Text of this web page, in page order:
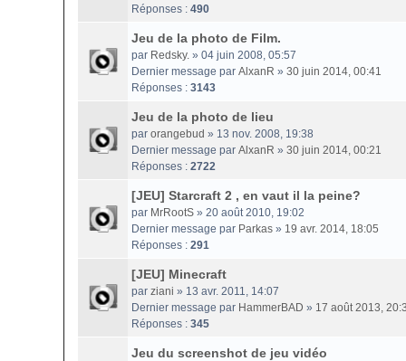
Réponses : 490
Jeu de la photo de Film.
par Redsky. » 04 juin 2008, 05:57
Dernier message par AlxanR » 30 juin 2014, 00:41
Réponses : 3143
Jeu de la photo de lieu
par orangebud » 13 nov. 2008, 19:38
Dernier message par AlxanR » 30 juin 2014, 00:21
Réponses : 2722
[JEU] Starcraft 2 , en vaut il la peine?
par MrRootS » 20 août 2010, 19:02
Dernier message par Parkas » 19 avr. 2014, 18:05
Réponses : 291
[JEU] Minecraft
par ziani » 13 avr. 2011, 14:07
Dernier message par HammerBAD » 17 août 2013,
Réponses : 345
Jeu du screenshot de jeu vidéo